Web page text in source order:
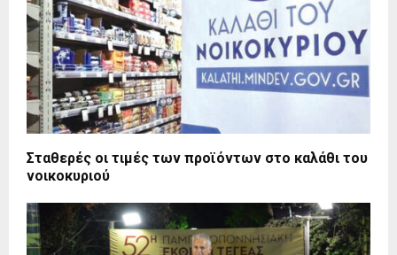
Σταθερές οι τιμές των προϊόντων στο καλάθι του
νοικοκυριού